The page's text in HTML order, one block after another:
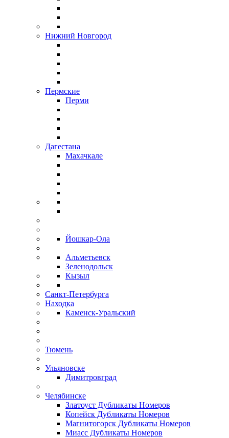
Нижний Новгород
Пермские
Перми
Дагестана
Махачкале
Йошкар-Ола
Альметьевск
Зеленодольск
Кызыл
Санкт-Петербурга
Находка
Каменск-Уральский
Тюмень
Ульяновске
Димитровград
Челябинске
Златоуст Дубликаты Номеров
Копейск Дубликаты Номеров
Магнитогорск Дубликаты Номеров
Миасс Дубликаты Номеров